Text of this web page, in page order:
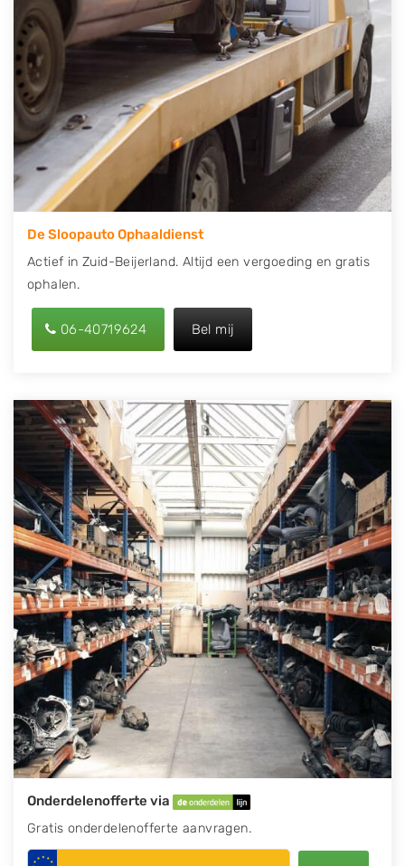
uw kenteken in en druk op verzenden.
Wij kunnen u helpen met de inkoop van auto's van
eigenlijk alle merken, zoals Alfa Romeo, Audi, BMW,
Chevrolet, Citroën, Dacia, Fiat, Ford, Honda, Hyundai,
Kia, Mazda, Mercedes Benz, Mitsubishi, Nissan, Opel,
Peugeot, Porsche, Renault, Seat, Skoda, Suzuki, Tesla,
Toyota, Volkswagen en Volvo.
De Sloopauto Ophaaldienst
Actief in Zuid-Beijerland. Altijd een vergoeding en gratis
ophalen.
06-40719624 Bel mij
Onderdelenofferte via
Gratis onderdelenofferte aanvragen.